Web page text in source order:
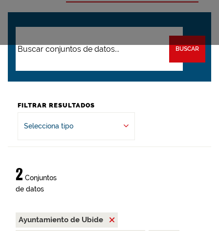
BUSCAR
FILTRAR RESULTADOS
Selecciona tipo
2 Conjuntos
de datos
Ayuntamiento de Ubide